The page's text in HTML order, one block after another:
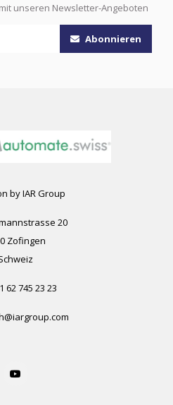
unseren Newsletter-Angeboten
Abonnieren
by IAR Group
20
Zofingen
62 745 23 23